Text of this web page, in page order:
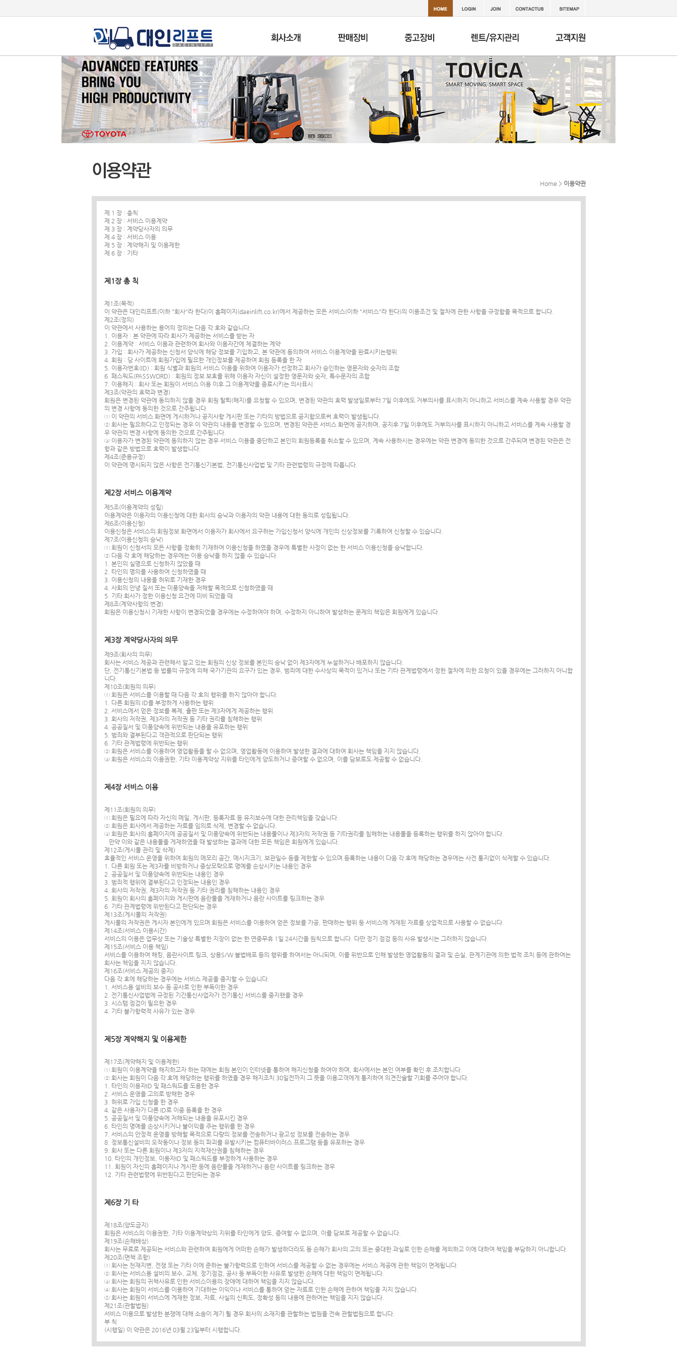
Home > 이용약관
제 1 장 : 총칙
제 2 장 : 서비스 이용계약
제 3 장 : 계약당사자의 의무
제 4 장 : 서비스 이용
제 5 장 : 계약해지 및 이용제한
제 6 장 : 기타
제1장 총 칙
제1조(목적)
이 약관은 대인리프트(이하 "회사"라 한다)이 홈페이지(daeinlift.co.kr)에서 제공하는 모든 서비스(이하 "서비스"라 한다)의 이용조건 및 절차에 관한 사항을 규정함을 목적으로 합니다.
제2조(정의)
이 약관에서 사용하는 용어의 정의는 다음 각 호와 같습니다.
1. 이용자 : 본 약관에 따라 회사가 제공하는 서비스를 받는 자
2. 이용계약 : 서비스 이용과 관련하여 회사와 이용자간에 체결하는 계약
3. 가입 : 회사가 제공하는 신청서 양식에 해당 정보를 기입하고, 본 약관에 동의하여 서비스 이용계약을 완료시키는행위
4. 회원 : 당 사이트에 회원가입에 필요한 개인정보를 제공하여 회원 등록을 한 자
5. 이용자번호(ID) : 회원 식별과 회원의 서비스 이용을 위하여 이용자가 선정하고 회사가 승인하는 영문자와 숫자의 조합
6. 패스워드(PASSWORD) : 회원의 정보 보호를 위해 이용자 자신이 설정한 영문자와 숫자, 특수문자의 조합
7. 이용해지 : 회사 또는 회원이 서비스 이용 이후 그 이용계약을 종료시키는 의사표시
제3조(약관의 효력과 변경)
회원은 변경된 약관에 동의하지 않을 경우 회원 탈퇴(해지)를 요청할 수 있으며, 변경된 약관의 효력 발생일로부터 7일 이후에도 거부의사를 표시하지 아니하고 서비스를 계속 사용할 경우 약관
의 변경 사항에 동의한 것으로 간주됩니다
① 이 약관의 서비스 화면에 게시하거나 공지사항 게시판 또는 기타의 방법으로 공지함으로써 효력이 발생됩니다.
② 회사는 필요하다고 인정되는 경우 이 약관의 내용을 변경할 수 있으며, 변경된 약관은 서비스 화면에 공지하며, 공지후 7일 이후에도 거부의사를 표시하지 아니하고 서비스를 계속 사용할 경
우 약관의 변경 사항에 동의한 것으로 간주됩니다.
③ 이용자가 변경된 약관에 동의하지 않는 경우 서비스 이용을 중단하고 본인의 회원등록을 취소할 수 있으며, 계속 사용하시는 경우에는 약관 변경에 동의한 것으로 간주되며 변경된 약관은 전
항과 같은 방법으로 효력이 발생합니다.
제4조(준용규정)
이 약관에 명시되지 않은 사항은 전기통신기본법, 전기통신사업법 및 기타 관련법령의 규정에 따릅니다.
제2장 서비스 이용계약
제5조(이용계약의 성립)
이용계약은 이용자의 이용신청에 대한 회사의 승낙과 이용자의 약관 내용에 대한 동의로 성립됩니다.
제6조(이용신청)
이용신청은 서비스의 회원정보 화면에서 이용자가 회사에서 요구하는 가입신청서 양식에 개인의 신상정보를 기록하여 신청할 수 있습니다.
제7조(이용신청의 승낙)
① 회원이 신청서의 모든 사항을 정확히 기재하여 이용신청을 하였을 경우에 특별한 사정이 없는 한 서비스 이용신청을 승낙합니다.
② 다음 각 호에 해당하는 경우에는 이용 승낙을 하지 않을 수 있습니다.
1. 본인의 실명으로 신청하지 않았을 때
2. 타인의 명의를 사용하여 신청하였을 때
3. 이용신청의 내용을 허위로 기재한 경우
4. 사회의 안녕 질서 또는 미풍양속을 저해할 목적으로 신청하였을 때
5. 기타 회사가 정한 이용신청 요건에 미비 되었을 때
제8조(계약사항의 변경)
회원은 이용신청시 기재한 사항이 변경되었을 경우에는 수정하여야 하며, 수정하지 아니하여 발생하는 문제의 책임은 회원에게 있습니다.
제3장 계약당사자의 의무
제9조(회사의 의무)
회사는 서비스 제공과 관련해서 알고 있는 회원의 신상 정보를 본인의 승낙 없이 제3자에게 누설하거나 배포하지 않습니다.
단, 전기통신기본법 등 법률의 규정에 의해 국가기관의 요구가 있는 경우, 범죄에 대한 수사상의 목적이 있거나 또는 기타 관계법령에서 정한 절차에 의한 요청이 있을 경우에는 그러하지 아니합
니다.
제10조(회원의 의무)
① 회원은 서비스를 이용할 때 다음 각 호의 행위를 하지 않아야 합니다.
1. 다른 회원의 ID를 부정하게 사용하는 행위
2. 서비스에서 얻은 정보를 복제, 출판 또는 제3자에게 제공하는 행위
3. 회사의 저작권, 제3자의 저작권 등 기타 권리를 침해하는 행위
4. 공공질서 및 미풍양속에 위반되는 내용을 유포하는 행위
5. 범죄와 결부된다고 객관적으로 판단되는 행위
6. 기타 관계법령에 위반되는 행위
② 회원은 서비스를 이용하여 영업활동을 할 수 없으며, 영업활동에 이용하여 발생한 결과에 대하여 회사는 책임을 지지 않습니다.
③ 회원은 서비스의 이용권한, 기타 이용계약상 지위를 타인에게 양도하거나 증여할 수 없으며, 이를 담보로도 제공할 수 없습니다.
제4장 서비스 이용
제11조(회원의 의무)
① 회원은 필요에 따라 자신의 메일, 게시판, 등록자료 등 유지보수에 대한 관리책임을 갖습니다.
② 회원은 회사에서 제공하는 자료를 임의로 삭제, 변경할 수 없습니다.
③ 회원은 회사의 홈페이지에 공공질서 및 미풍양속에 위반되는 내용물이나 제3자의 저작권 등 기타권리를 침해하는 내용물을 등록하는 행위를 하지 않아야 합니다.
만약 이와 같은 내용물을 게재하였을 때 발생하는 결과에 대한 모든 책임은 회원에게 있습니다.
제12조(게시물 관리 및 삭제)
효율적인 서비스 운영을 위하여 회원의 메모리 공간, 메시지크기, 보관일수 등을 제한할 수 있으며 등록하는 내용이 다음 각 호에 해당하는 경우에는 사전 통지없이 삭제할 수 있습니다.
1. 다른 회원 또는 제3자를 비방하거나 중상모략으로 명예를 손상시키는 내용인 경우
2. 공공질서 및 미풍양속에 위반되는 내용인 경우
3. 범죄적 행위에 결부된다고 인정되는 내용인 경우
4. 회사의 저작권, 제3자의 저작권 등 기타 권리를 침해하는 내용인 경우
5. 회원이 회사의 홈페이지와 게시판에 음란물을 게재하거나 음란 사이트를 링크하는 경우
6. 기타 관계법령에 위반된다고 판단되는 경우
제13조(게시물의 저작권)
게시물의 저작권은 게시자 본인에게 있으며 회원은 서비스를 이용하여 얻은 정보를 가공, 판매하는 행위 등 서비스에 게재된 자료를 상업적으로 사용할 수 없습니다.
제14조(서비스 이용시간)
서비스의 이용은 업무상 또는 기술상 특별한 지장이 없는 한 연중무휴 1일 24시간을 원칙으로 합니다. 다만 정기 점검 등의 사유 발생시는 그러하지 않습니다.
제15조(서비스 이용 책임)
서비스를 이용하여 해킹, 음란사이트 링크, 상용S/W 불법배포 등의 행위를 하여서는 아니되며, 이를 위반으로 인해 발생한 영업활동의 결과 및 손실, 관계기관에 의한 법적 조치 등에 관하여는
회사는 책임을 지지 않습니다.
제16조(서비스 제공의 중지)
다음 각 호에 해당하는 경우에는 서비스 제공을 중지할 수 있습니다.
1. 서비스용 설비의 보수 등 공사로 인한 부득이한 경우
2. 전기통신사업법에 규정된 기간통신사업자가 전기통신 서비스를 중지했을 경우
3. 시스템 점검이 필요한 경우
4. 기타 불가항력적 사유가 있는 경우
제5장 계약해지 및 이용제한
제17조(계약해지 및 이용제한)
① 회원이 이용계약을 해지하고자 하는 때에는 회원 본인이 인터넷을 통하여 해지신청을 하여야 하며, 회사에서는 본인 여부를 확인 후 조치합니다.
② 회사는 회원이 다음 각 호에 해당하는 행위를 하였을 경우 해지조치 30일전까지 그 뜻을 이용고객에게 통지하여 의견진술할 기회를 주어야 합니다.
1. 타인의 이용자ID 및 패스워드를 도용한 경우
2. 서비스 운영을 고의로 방해한 경우
3. 허위로 가입 신청을 한 경우
4. 같은 사용자가 다른 ID로 이중 등록을 한 경우
5. 공공질서 및 미풍양속에 저해되는 내용을 유포시킨 경우
6. 타인의 명예를 손상시키거나 불이익을 주는 행위를 한 경우
7. 서비스의 안정적 운영을 방해할 목적으로 다량의 정보를 전송하거나 광고성 정보를 전송하는 경우
8. 정보통신설비의 오작동이나 정보 등의 파괴를 유발시키는 컴퓨터바이러스 프로그램 등을 유포하는 경우
9. 회사 또는 다른 회원이나 제3자의 지적재산권을 침해하는 경우
10. 타인의 개인정보, 이용자ID 및 패스워드를 부정하게 사용하는 경우
11. 회원이 자신의 홈페이지나 게시판 등에 음란물을 게재하거나 음란 사이트를 링크하는 경우
12. 기타 관련법령에 위반된다고 판단되는 경우
제6장 기 타
제18조(양도금지)
회원은 서비스의 이용권한, 기타 이용계약상의 지위를 타인에게 양도, 증여할 수 없으며, 이를 담보로 제공할 수 없습니다.
제19조(손해배상)
회사는 무료로 제공되는 서비스와 관련하여 회원에게 어떠한 손해가 발생하더라도 동 손해가 회사의 고의 또는 중대한 과실로 인한 손해를 제외하고 이에 대하여 책임을 부담하지 아니합니다.
제20조(면책 조항)
① 회사는 천재지변, 전쟁 또는 기타 이에 준하는 불가항력으로 인하여 서비스를 제공할 수 없는 경우에는 서비스 제공에 관한 책임이 면제됩니다.
② 회사는 서비스용 설비의 보수, 교체, 정기점검, 공사 등 부득이한 사유로 발생한 손해에 대한 책임이 면제됩니다.
③ 회사는 회원의 귀책사유로 인한 서비스이용의 장애에 대하여 책임을 지지 않습니다.
④ 회사는 회원이 서비스를 이용하여 기대하는 이익이나 서비스를 통하여 얻는 자료로 인한 손해에 관하여 책임을 지지 않습니다.
⑤ 회사는 회원이 서비스에 게재한 정보, 자료, 사실의 신뢰도, 정확성 등의 내용에 관하여는 책임을 지지 않습니다.
제21조(관할법원)
서비스 이용으로 발생한 분쟁에 대해 소송이 제기 될 경우 회사의 소재지를 관할하는 법원을 전속 관할법원으로 합니다.
부 칙
(시행일) 이 약관은 2016년 03월 23일부터 시행합니다.